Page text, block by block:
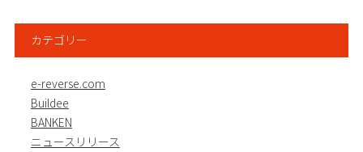
カテゴリー
e-reverse.com
Buildee
BANKEN
ニュースリリース